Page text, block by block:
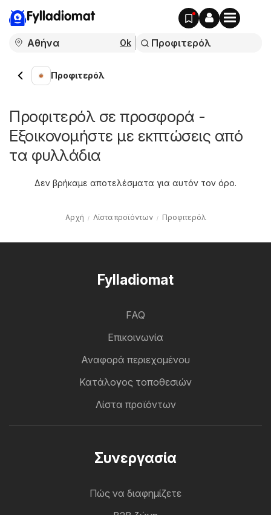
Fylladiomat
Ok
Προφιτερόλ
Προφιτερόλ σε προσφορά -
Εξοικονομήστε με εκπτώσεις από
τα φυλλάδια
Δεν βρήκαμε αποτελέσματα για αυτόν τον όρο.
Αρχή Λίστα προϊόντων Προφιτερόλ
Fylladiomat
FAQ
Επικοινωνία
Αναφορά περιεχομένου
Κατάλογος τοποθεσιών
Λίστα προϊόντων
Συνεργασία
Πώς να διαφημίζετε